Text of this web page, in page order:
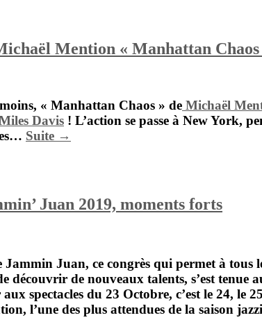
Mention « Manhattan Chaos
« Manhattan Chaos » de Michaël
Davis ! L’action se passe à New York,
Suite →
Juan 2019, moments forts
Jammin Juan, ce congrès qui permet à
découvrir de nouveaux talents, s’est tenue
aux spectacles du 23 Octobre, c’est le 24, le
l’une des plus attendues de la saison